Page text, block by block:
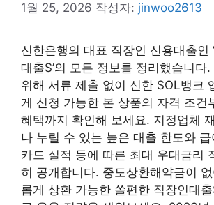
1월 25, 2026 작성자: jinwoo2613
신한은행의 대표 직장인 신용대출인
대출S’의 모든 정보를 정리했습니다
위해 서류 제출 없이 신한 SOL뱅크
게 신청 가능한 본 상품의 자격 조건
혜택까지 확인해 보세요. 지정업체
나 누릴 수 있는 높은 대출 한도와
카드 실적 등에 따른 최대 우대금리
히 공개합니다. 중도상환해약금이
롭게 상환 가능한 쏠편한 직장인대